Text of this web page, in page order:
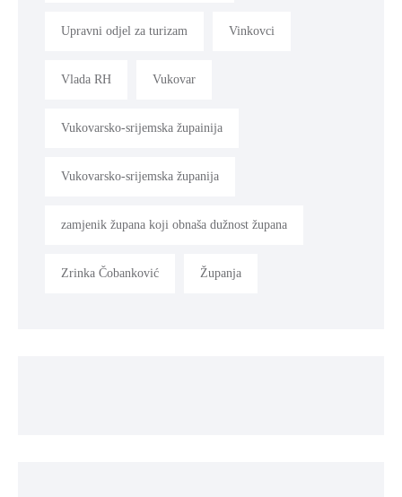
Upravni odjel za turizam Vinkovci
Vlada RH Vukovar
Vukovarsko-srijemska župainija
Vukovarsko-srijemska županija
zamjenik župana koji obnaša dužnost župana
Zrinka Čobanković Županja